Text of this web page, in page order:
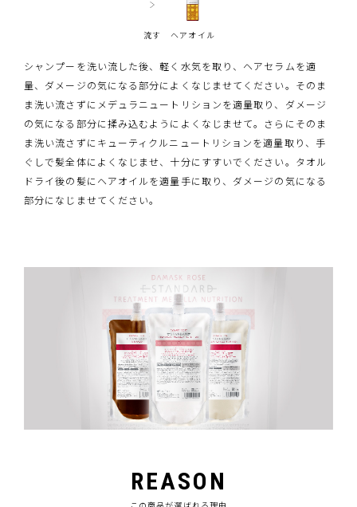
流す ヘアオイル
シャンプーを洗い流した後、軽く水気を取り、ヘアセラムを適
量、ダメージの気になる部分によくなじませてください。そのま
ま洗い流さずにメデュラニュートリションを適量取り、ダメージ
の気になる部分に揉み込むようによくなじませて。さらにそのま
ま洗い流さずにキューティクルニュートリションを適量取り、手
ぐしで髪全体によくなじませ、十分にすすいでください。タオル
ドライ後の髪にヘアオイルを適量手に取り、ダメージの気になる
部分になじませてください。
REASON